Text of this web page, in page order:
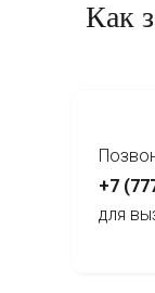
Как
+7
для